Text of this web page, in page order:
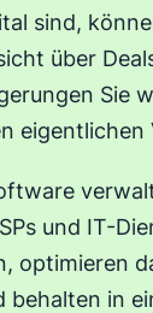
sind,
über
Sie
eigentlichen
und IT-
optimieren
behalten in